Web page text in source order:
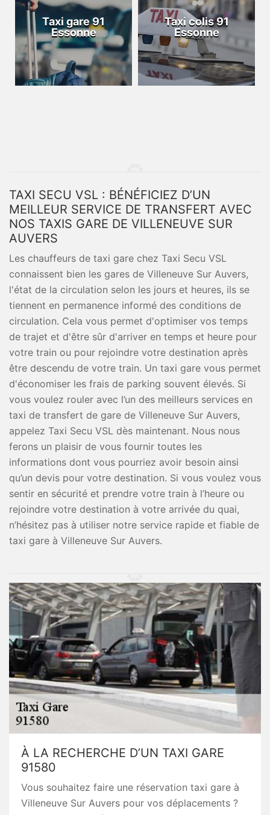
Taxi gare 91
Essonne
Taxi colis 91
Essonne
TAXI SECU VSL : BÉNÉFICIEZ D’UN
MEILLEUR SERVICE DE TRANSFERT AVEC
NOS TAXIS GARE DE VILLENEUVE SUR
AUVERS
Les chauffeurs de taxi gare chez Taxi Secu VSL
connaissent bien les gares de Villeneuve Sur Auvers,
l'état de la circulation selon les jours et heures, ils se
tiennent en permanence informé des conditions de
circulation. Cela vous permet d'optimiser vos temps
de trajet et d'être sûr d'arriver en temps et heure pour
votre train ou pour rejoindre votre destination après
être descendu de votre train. Un taxi gare vous permet
d'économiser les frais de parking souvent élevés. Si
vous voulez rouler avec l’un des meilleurs services en
taxi de transfert de gare de Villeneuve Sur Auvers,
appelez Taxi Secu VSL dès maintenant. Nous nous
ferons un plaisir de vous fournir toutes les
informations dont vous pourriez avoir besoin ainsi
qu’un devis pour votre destination. Si vous voulez vous
sentir en sécurité et prendre votre train à l’heure ou
rejoindre votre destination à votre arrivée du quai,
n’hésitez pas à utiliser notre service rapide et fiable de
taxi gare à Villeneuve Sur Auvers.
À LA RECHERCHE D’UN TAXI GARE
91580
Vous souhaitez faire une réservation taxi gare à
Villeneuve Sur Auvers pour vos déplacements ?